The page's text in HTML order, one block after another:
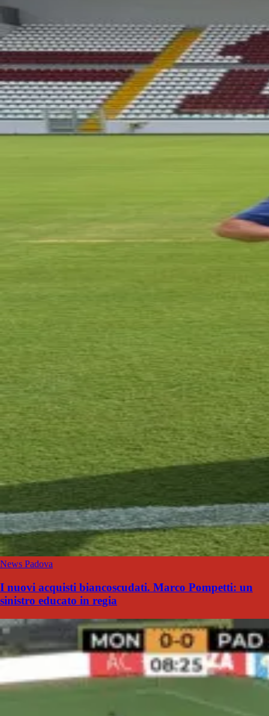
News Padova
I nuovi acquisti biancoscudati. Marco Pompetti: un
sinistro educato in regia